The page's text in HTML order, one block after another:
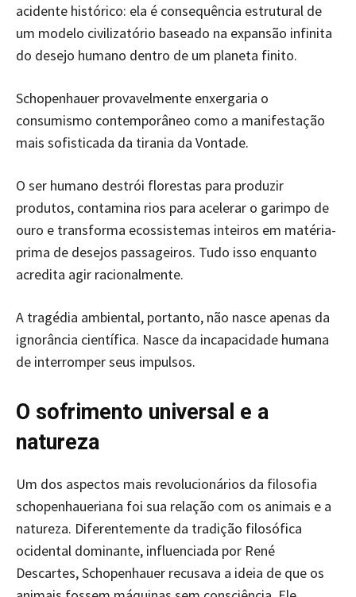
acidente histórico: ela é consequência estrutural de
um modelo civilizatório baseado na expansão infinita
do desejo humano dentro de um planeta finito.
Schopenhauer provavelmente enxergaria o
consumismo contemporâneo como a manifestação
mais sofisticada da tirania da Vontade.
O ser humano destrói florestas para produzir
produtos, contamina rios para acelerar o garimpo de
ouro e transforma ecossistemas inteiros em matéria-
prima de desejos passageiros. Tudo isso enquanto
acredita agir racionalmente.
A tragédia ambiental, portanto, não nasce apenas da
ignorância científica. Nasce da incapacidade humana
de interromper seus impulsos.
O sofrimento universal e a
natureza
Um dos aspectos mais revolucionários da filosofia
schopenhaueriana foi sua relação com os animais e a
natureza. Diferentemente da tradição filosófica
ocidental dominante, influenciada por René
Descartes, Schopenhauer recusava a ideia de que os